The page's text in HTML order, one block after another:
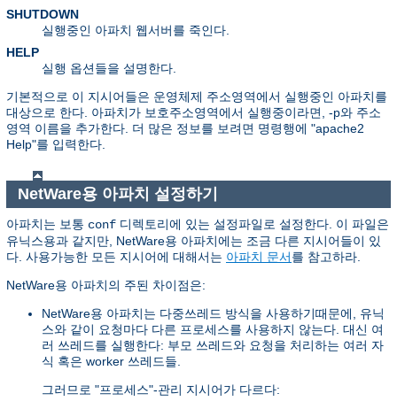
SHUTDOWN
실행중인 아파치 웹서버를 죽인다.
HELP
실행 옵션들을 설명한다.
기본적으로 이 지시어들은 운영체제 주소영역에서 실행중인 아파치를
대상으로 한다. 아파치가 보호주소영역에서 실행중이라면, -p와 주소
영역 이름을 추가한다. 더 많은 정보를 보려면 명령행에 "apache2
Help"를 입력한다.
NetWare용 아파치 설정하기
아파치는 보통 conf 디렉토리에 있는 설정파일로 설정한다. 이 파일은
유닉스용과 같지만, NetWare용 아파치에는 조금 다른 지시어들이 있
다. 사용가능한 모든 지시어에 대해서는 아파치 문서를 참고하라.
NetWare용 아파치의 주된 차이점은:
NetWare용 아파치는 다중쓰레드 방식을 사용하기때문에, 유닉
스와 같이 요청마다 다른 프로세스를 사용하지 않는다. 대신 여
러 쓰레드를 실행한다: 부모 쓰레드와 요청을 처리하는 여러 자
식 혹은 worker 쓰레드들.
그러므로 "프로세스"-관리 지시어가 다르다: